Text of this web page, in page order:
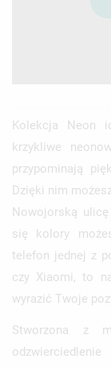
Kolekcja Neon
krzykliwe
przypominają
Dzięki nim
Nowojorską
się kolory
telefon jednej z
czy Xiaomi, to
wyrazić Twoje
Stworzona z